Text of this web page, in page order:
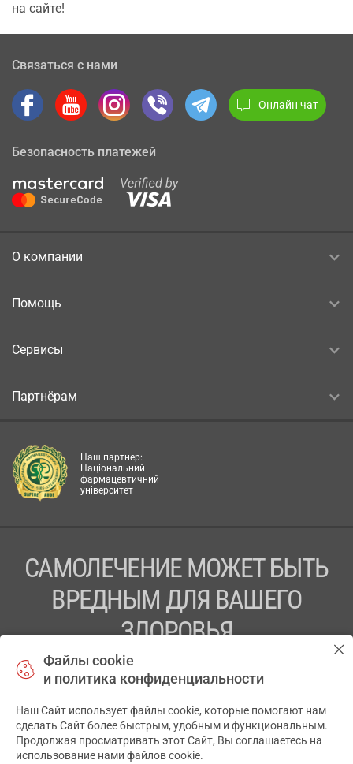
на сайте!
Связаться с нами
Онлайн чат
Безопасность платежей
О компании
Помощь
Сервисы
Партнёрам
Наш партнер:
Національний
фармацевтичний
університет
САМОЛЕЧЕНИЕ МОЖЕТ БЫТЬ
ВРЕДНЫМ ДЛЯ ВАШЕГО
ЗДОРОВЬЯ
ПЕРЕД ПРИМЕНЕНИЕМ ПРЕПАРАТА
ПРОКОНСУЛЬТИРУЙТЕСЬ С ВРАЧОМ
ТОВ «АПТЕКА 911.ЮА» Код ЄДРПОУ 43631965.
Отказ от ответственности
Файлы cookie
и политика конфиденциальности
Наш Сайт использует файлы cookie, которые помогают нам
сделать Сайт более быстрым, удобным и функциональным.
Продолжая просматривать этот Сайт, Вы соглашаетесь на
использование нами файлов cookie.
✕